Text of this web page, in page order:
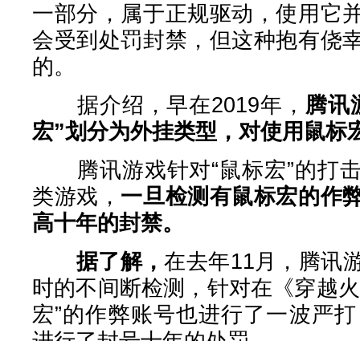
一部分，属于正规驱动，使用它
会受到处罚封禁，但这种抱有侥
的。
据介绍，早在2019年， 腾讯
宏”划分为外挂类型，对使用鼠标
腾讯游戏针对“鼠标宏”的打
类游戏， 一旦检测有鼠标宏的作
高十年的封禁。
据了解，在去年11月，腾讯
时的不间断检测，针对在《穿越
宏”的作弊账号也进行了一波严